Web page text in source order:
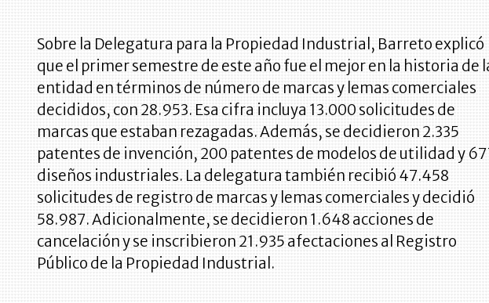
Sobre la Delegatura para la Propiedad Industrial, Barreto explicó
que el primer semestre de este año fue el mejor en la historia de
entidad en términos de número de marcas y lemas comerciales
decididos, con 28.953. Esa cifra incluya 13.000 solicitudes de
marcas que estaban rezagadas. Además, se decidieron 2.335
patentes de invención, 200 patentes de modelos de utilidad y
diseños industriales. La delegatura también recibió 47.458
solicitudes de registro de marcas y lemas comerciales y decidió
58.987. Adicionalmente, se decidieron 1.648 acciones de
cancelación y se inscribieron 21.935 afectaciones al Registro
Público de la Propiedad Industrial.